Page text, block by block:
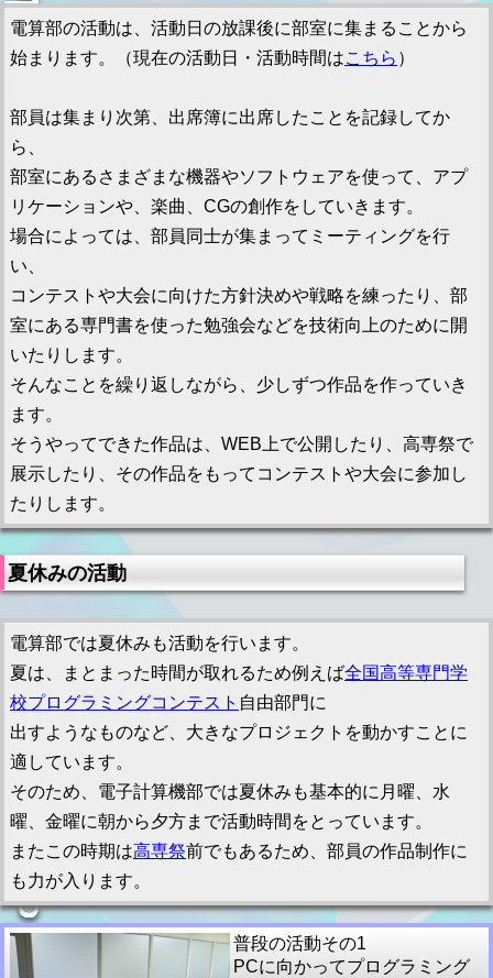
電算部の活動は、活動日の放課後に部室に集まることから
始まります。（現在の活動日・活動時間はこちら ）
部員は集まり次第、出席簿に出席したことを記録してか
ら、
部室にあるさまざまな機器やソフトウェアを使って、アプ
リケーションや、楽曲、CGの創作をしていきます。
場合によっては、部員同士が集まってミーティングを行
い、
コンテストや大会に向けた方針決めや戦略を練ったり、部
室にある専門書を使った勉強会などを技術向上のために開
いたりします。
そんなことを繰り返しながら、少しずつ作品を作っていき
ます。
そうやってできた作品は、WEB上で公開したり、高専祭で
展示したり、その作品をもってコンテストや大会に参加し
たりします。
夏休みの活動
電算部では夏休みも活動を行います。
夏は、まとまった時間が取れるため例えば全国高等専門学
校プログラミングコンテスト 自由部門に
出すようなものなど、大きなプロジェクトを動かすことに
適しています。
そのため、電子計算機部では夏休みも基本的に月曜、水
曜、金曜に朝から夕方まで活動時間をとっています。
またこの時期は高専祭前でもあるため、部員の作品制作に
も力が入ります。
普段の活動その1
PCに向かってプログラミング